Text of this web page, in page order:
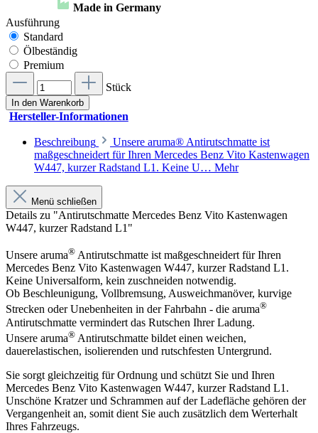
Made in Germany
Ausführung
Standard
Ölbeständig
Premium
Stück
In den Warenkorb
Hersteller-Informationen
Beschreibung
Unsere aruma® Antirutschmatte ist
maßgeschneidert für Ihren Mercedes Benz Vito Kastenwagen
W447, kurzer Radstand L1. Keine U… Mehr
Menü schließen
Details zu "Antirutschmatte Mercedes Benz Vito Kastenwagen
W447, kurzer Radstand L1"
Unsere aruma® Antirutschmatte ist maßgeschneidert für Ihren
Mercedes Benz Vito Kastenwagen W447, kurzer Radstand L1.
Keine Universalform, kein zuschneiden notwendig.
Ob Beschleunigung, Vollbremsung, Ausweichmanöver, kurvige
Strecken oder Unebenheiten in der Fahrbahn - die aruma®
Antirutschmatte vermindert das Rutschen Ihrer Ladung.
Unsere aruma® Antirutschmatte bildet einen weichen,
dauerelastischen, isolierenden und rutschfesten Untergrund.
Sie sorgt gleichzeitig für Ordnung und schützt Sie und Ihren
Mercedes Benz Vito Kastenwagen W447, kurzer Radstand L1.
Unschöne Kratzer und Schrammen auf der Ladefläche gehören der
Vergangenheit an, somit dient Sie auch zusätzlich dem Werterhalt
Ihres Fahrzeugs.